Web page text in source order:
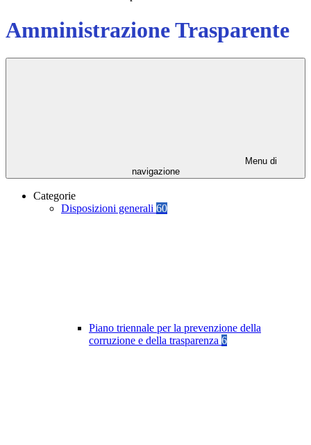
Amministrazione Trasparente
Menu di
navigazione
Categorie
Disposizioni generali 60
Piano triennale per la prevenzione della
corruzione e della trasparenza 6